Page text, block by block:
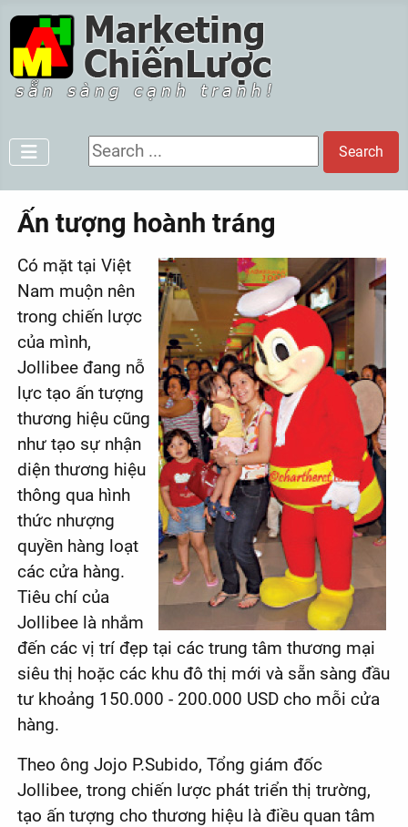
Search ... Search
Ấn tượng hoành tráng
Có mặt tại Việt
Nam muộn nên
trong chiến lược
của mình,
Jollibee đang nỗ
lực tạo ấn tượng
thương hiệu cũng
như tạo sự nhận
diện thương hiệu
thông qua hình
thức nhượng
quyền hàng loạt
các cửa hàng.
Tiêu chí của
Jollibee là nhắm
đến các vị trí đẹp tại các trung tâm thương mại
siêu thị hoặc các khu đô thị mới và sẵn sàng đầu
tư khoảng 150.000 - 200.000 USD cho mỗi cửa
hàng.
Theo ông Jojo P.Subido, Tổng giám đốc
Jollibee, trong chiến lược phát triển thị trường,
tạo ấn tượng cho thương hiệu là điều quan tâm